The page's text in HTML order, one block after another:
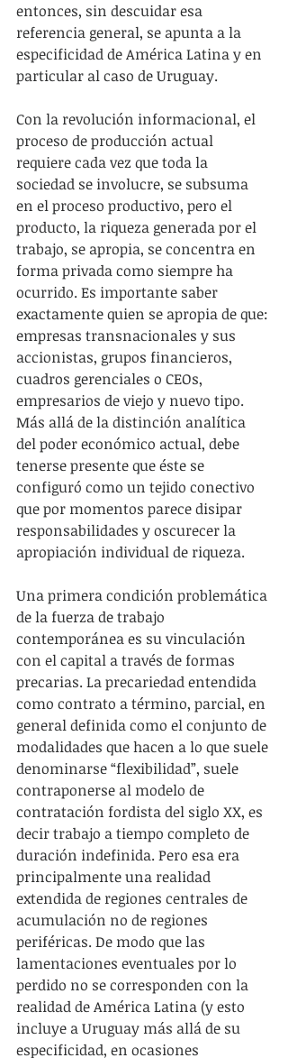
entonces, sin descuidar esa
referencia general, se apunta a la
especificidad de América Latina y en
particular al caso de Uruguay.
Con la revolución informacional, el
proceso de producción actual
requiere cada vez que toda la
sociedad se involucre, se subsuma
en el proceso productivo, pero el
producto, la riqueza generada por el
trabajo, se apropia, se concentra en
forma privada como siempre ha
ocurrido. Es importante saber
exactamente quien se apropia de que:
empresas transnacionales y sus
accionistas, grupos financieros,
cuadros gerenciales o CEOs,
empresarios de viejo y nuevo tipo.
Más allá de la distinción analítica
del poder económico actual, debe
tenerse presente que éste se
configuró como un tejido conectivo
que por momentos parece disipar
responsabilidades y oscurecer la
apropiación individual de riqueza.
Una primera condición problemática
de la fuerza de trabajo
contemporánea es su vinculación
con el capital a través de formas
precarias. La precariedad entendida
como contrato a término, parcial, en
general definida como el conjunto de
modalidades que hacen a lo que suele
denominarse “flexibilidad”, suele
contraponerse al modelo de
contratación fordista del siglo XX, es
decir trabajo a tiempo completo de
duración indefinida. Pero esa era
principalmente una realidad
extendida de regiones centrales de
acumulación no de regiones
periféricas. De modo que las
lamentaciones eventuales por lo
perdido no se corresponden con la
realidad de América Latina (y esto
incluye a Uruguay más allá de su
especificidad, en ocasiones